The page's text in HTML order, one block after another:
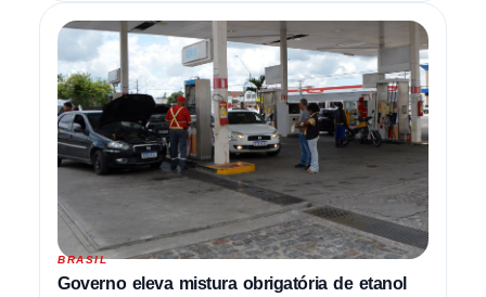
BRASIL
Governo eleva mistura obrigatória de etanol